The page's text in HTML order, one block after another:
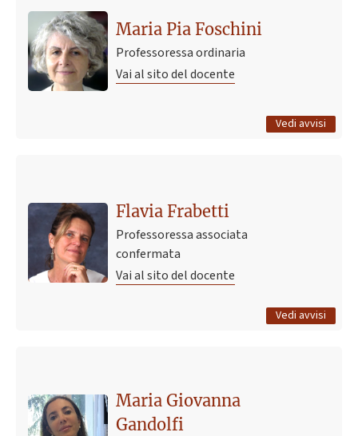
Maria Pia Foschini
Professoressa ordinaria
Vai al sito del docente
Vedi avvisi
19 giugno 2016 09:33
Tutti gli avvisi
Flavia Frabetti
Professoressa associata
confermata
Vai al sito del docente
Vedi avvisi
esiti appello del 17-07-26
23 luglio 2026 08:12
Tutti gli avvisi
Maria Giovanna
Gandolfi